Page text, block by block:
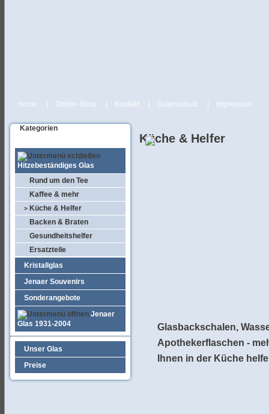
Home Online-Shop Kontakt Datenschutz Impressum
Kategorien
Hitzebeständiges Glas
Rund um den Tee
Kaffee & mehr
> Küche & Helfer
Backen & Braten
Gesundheitshelfer
Ersatzteile
Kristallglas
Jenaer Souvenirs
Sonderangebote
Jenaer
Glas 1931-2004
Unser Glas
Preise
Küche & Helfer
Glasbackschalen,
Apothekerflaschen -
Ihnen in der Küche